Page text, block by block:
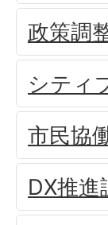
政策調
シティ
市民協
DX推進